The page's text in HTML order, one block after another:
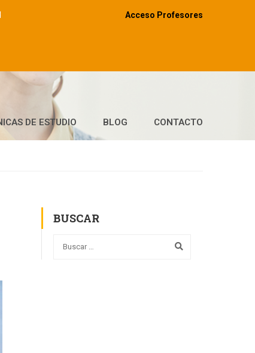
Acceso Profesores
DE ESTUDIO BLOG CONTACTO
BUSCAR